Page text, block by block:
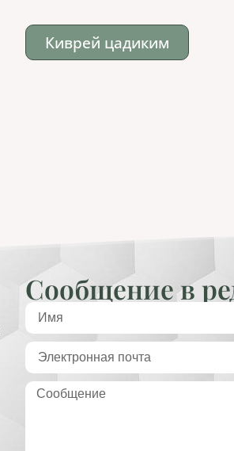
Киврей цадиким
Сообщение в